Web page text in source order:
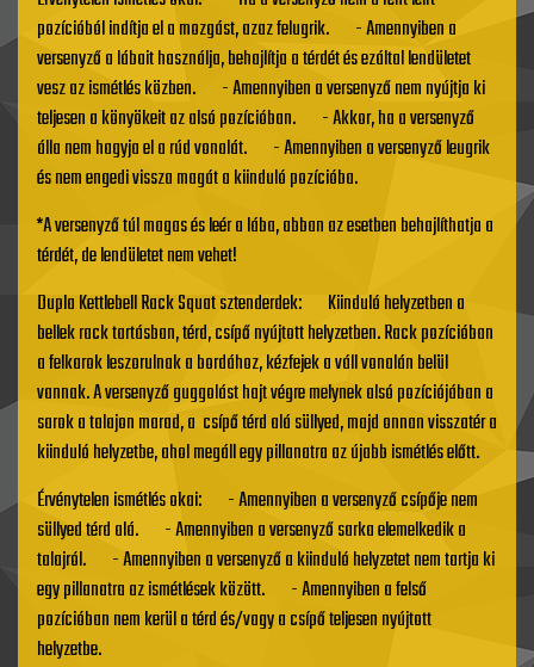
pozícióból indítja el a mozgást, azaz felugrik. - Amennyiben a
versenyző a lábait használja, behajlítja a térdét és ezáltal lendületet
vesz az ismétlés közben. - Amennyiben a versenyző nem nyújtja ki
teljesen a könyökeit az alsó pozícióban. - Akkor, ha a versenyző
álla nem hagyja el a rúd vonalát. - Amennyiben a versenyző leugrik
és nem engedi vissza magát a kiinduló pozícióba.
*A versenyző túl magas és leér a lába, abban az esetben behajlíthatja a
térdét, de lendületet nem vehet!
Dupla Kettlebell Rack Squat sztenderdek: Kiinduló helyzetben a
bellek rack tartásban, térd, csípő nyújtott helyzetben. Rack pozícióban
a felkarok leszorulnak a bordához, kézfejek a váll vonalán belül
vannak. A versenyző guggolást hajt végre melynek alsó pozíciójában a
sarok a talajon marad, a csípő térd alá süllyed, majd onnan visszatér a
kiinduló helyzetbe, ahol megáll egy pillanatra az újabb ismétlés előtt.
Érvénytelen ismétlés okai: - Amennyiben a versenyző csípője nem
süllyed térd alá. - Amennyiben a versenyző sarka elemelkedik a
talajról. - Amennyiben a versenyző a kiinduló helyzetet nem tartja ki
egy pillanatra az ismétlések között. - Amennyiben a felső
pozícióban nem kerül a térd és/vagy a csípő teljesen nyújtott
helyzetbe.